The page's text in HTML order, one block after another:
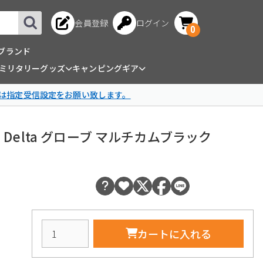
会員登録 ログイン
0
ランド
リタリーグッズ
キャンピングギア
定受信設定をお願い致します。
グローブ マルチカムブラック
カートに入れる